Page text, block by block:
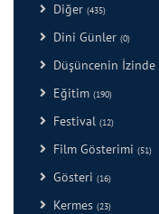
Diğer (435)
Dini Günler (0)
Düşüncenin İzinde
Eğitim (190)
Festival (12)
Film Gösterimi (51)
Gösteri (16)
Kermes (23)